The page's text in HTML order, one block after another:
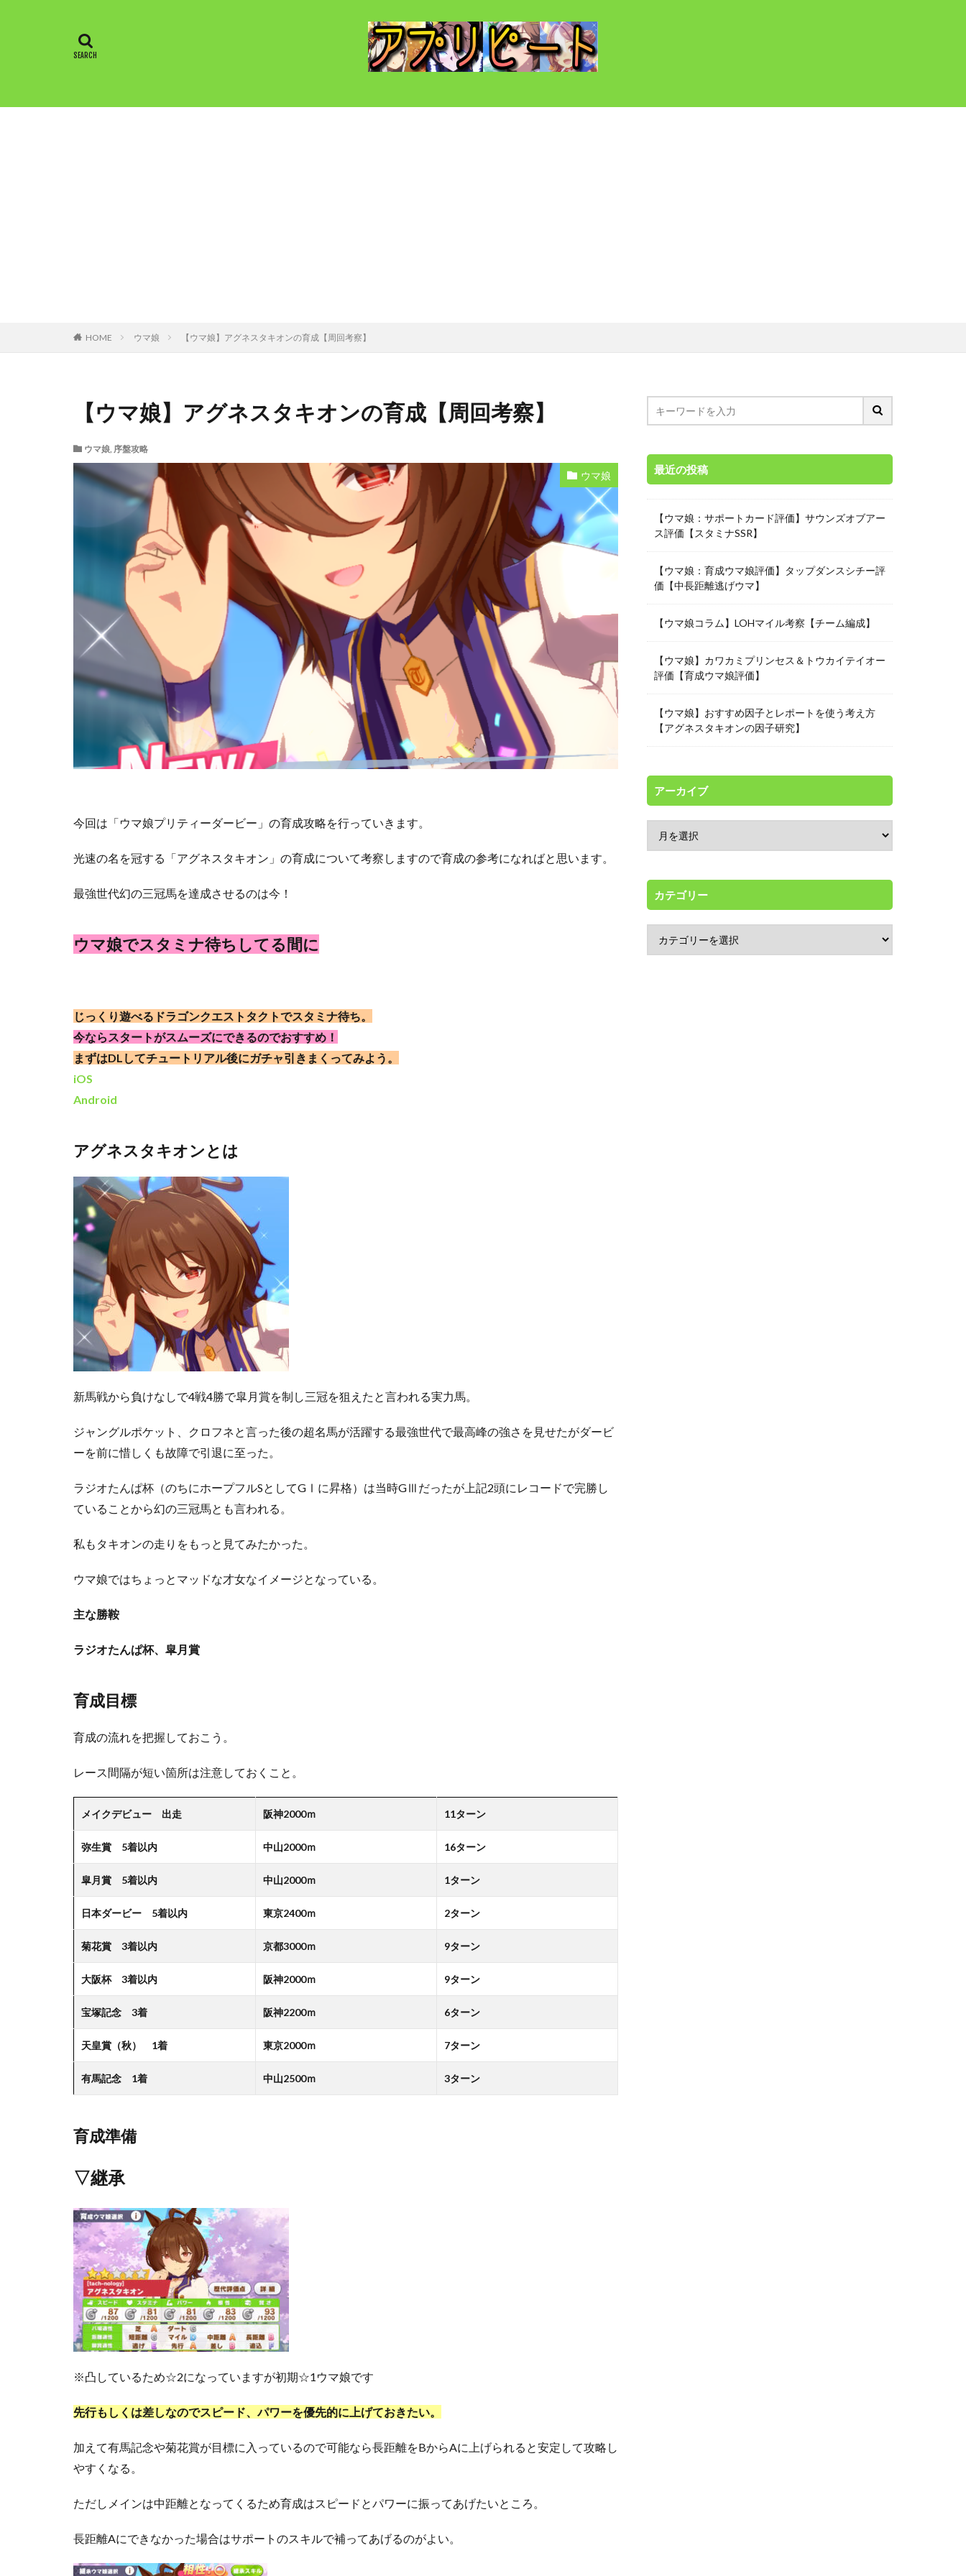
HOME ウマ娘 【ウマ娘】アグネスタキオンの育成【周回考察】
【ウマ娘】アグネスタキオンの育成【周回考察】
ウマ娘, 序盤攻略
ウマ娘
今回は「ウマ娘プリティーダービー」の育成攻略を行っていきます。
光速の名を冠する「アグネスタキオン」の育成について考察しますので育成の参考になればと思います。
最強世代幻の三冠馬を達成させるのは今！
ウマ娘でスタミナ待ちしてる間に
じっくり遊べるドラゴンクエストタクトでスタミナ待ち。
今ならスタートがスムーズにできるのでおすすめ！
まずはDLしてチュートリアル後にガチャ引きまくってみよう。
iOS
Android
アグネスタキオンとは
新馬戦から負けなしで4戦4勝で皐月賞を制し三冠を狙えたと言われる実力馬。
ジャングルポケット、クロフネと言った後の超名馬が活躍する最強世代で最高峰の強さを見せたがダービ
ーを前に惜しくも故障で引退に至った。
ラジオたんぱ杯（のちにホープフルSとしてGⅠに昇格）は当時GⅢだったが上記2頭にレコードで完勝し
ていることから幻の三冠馬とも言われる。
私もタキオンの走りをもっと見てみたかった。
ウマ娘ではちょっとマッドな才女なイメージとなっている。
主な勝鞍
ラジオたんぱ杯、皐月賞
育成目標
育成の流れを把握しておこう。
レース間隔が短い箇所は注意しておくこと。
メイクデビュー 出走 阪神2000ｍ 11ターン
弥生賞 5着以内 中山2000ｍ 16ターン
皐月賞 5着以内 中山2000ｍ 1ターン
日本ダービー 5着以内 東京2400ｍ 2ターン
菊花賞 3着以内 京都3000ｍ 9ターン
大阪杯 3着以内 阪神2000ｍ 9ターン
宝塚記念 3着 阪神2200ｍ 6ターン
天皇賞（秋） 1着 東京2000ｍ 7ターン
有馬記念 1着 中山2500ｍ 3ターン
育成準備
▽継承
※凸しているため☆2になっていますが初期☆1ウマ娘です
先行もしくは差しなのでスピード、パワーを優先的に上げておきたい。
加えて有馬記念や菊花賞が目標に入っているので可能なら長距離をBからAに上げられると安定して攻略し
やすくなる。
ただしメインは中距離となってくるため育成はスピードとパワーに振ってあげたいところ。
長距離Aにできなかった場合はサポートのスキルで補ってあげるのがよい。
最近の投稿
【ウマ娘：サポートカード評価】サウンズオブアー
ス評価【スタミナSSR】
【ウマ娘：育成ウマ娘評価】タップダンスシチー評
価【中長距離逃げウマ】
【ウマ娘コラム】LOHマイル考察【チーム編成】
【ウマ娘】カワカミプリンセス＆トウカイテイオー
評価【育成ウマ娘評価】
【ウマ娘】おすすめ因子とレポートを使う考え方
【アグネスタキオンの因子研究】
アーカイブ
カテゴリー